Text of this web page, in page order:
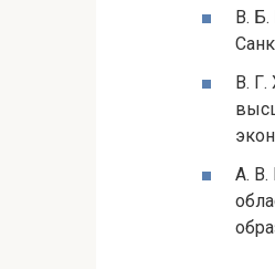
В.
В. Г.
А. В.